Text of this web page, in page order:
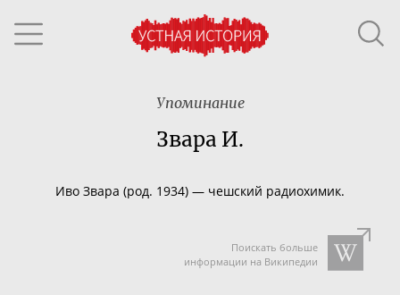
Упоминание
Звара И.
Иво Звара (род. 1934) — чешский радиохимик.
Поискать больше
информации на Википедии